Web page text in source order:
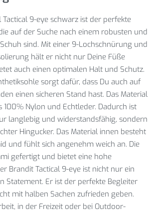
Tactical 9-eye schwarz ist der perfekte
auf der Suche nach einem robusten und
sind. Mit einer 9-Lochschnürung und
hält er nicht nur Deine Füße
auch einen optimalen Halt und Schutz.
sorgt dafür, dass Du auch auf
einen sicheren Stand hast. Das Material
100% Nylon und Echtleder. Dadurch ist
langlebig und widerstandsfähig, sondern
Hingucker. Das Material innen besteht
und fühlt sich angenehm weich an. Die
gefertigt und bietet eine hohe
Brandit Tactical 9-eye ist nicht nur ein
Statement. Er ist der perfekte Begleiter
mit halben Sachen zufrieden geben.
in der Freizeit oder bei Outdoor-